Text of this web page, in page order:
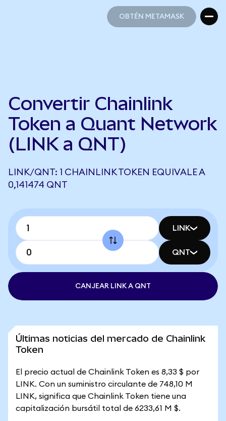
OBTÉN METAMASK
Convertir Chainlink
Token a Quant Network
(LINK a QNT)
LINK/QNT: 1 CHAINLINK TOKEN EQUIVALE A
0,141474 QNT
LINK
QNT
CANJEAR LINK A QNT
Últimas noticias del mercado de Chainlink
Token
El precio actual de Chainlink Token es 8,33 $ por
LINK. Con un suministro circulante de 748,10 M
LINK, significa que Chainlink Token tiene una
capitalización bursátil total de 6233,61 M $.